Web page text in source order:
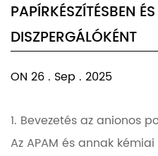
PAPÍRKÉSZÍTÉSBEN
DISZPERGÁLÓKÉNT
ON 26 . Sep . 2025
1. Bevezetés az anionos
Az APAM és annak